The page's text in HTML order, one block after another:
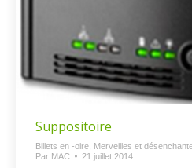
Suppositoire
Billets en -oire Merveilles et
Par MAC 21 juillet 2014